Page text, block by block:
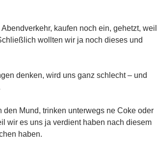
kaufen noch ein, gehetzt, weil
wollten wir ja noch dieses und
denken, wird uns ganz schlecht – und
Mund, trinken unterwegs ne Coke oder
wir es uns ja verdient haben nach diesem
haben.